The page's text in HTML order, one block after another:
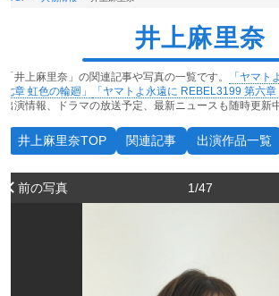
井上麻里奈
「井上麻里奈」の関連記事や写真の一覧です。
「ヤマ
七章 虹色の輪廻」
「ヤマトよ永遠に REBEL3199 第六
出演情報、ドラマの放送予定、最新ニュースも随時更新
井上麻里奈TOP 関連記事 出演作品一覧
前の写真 1/47